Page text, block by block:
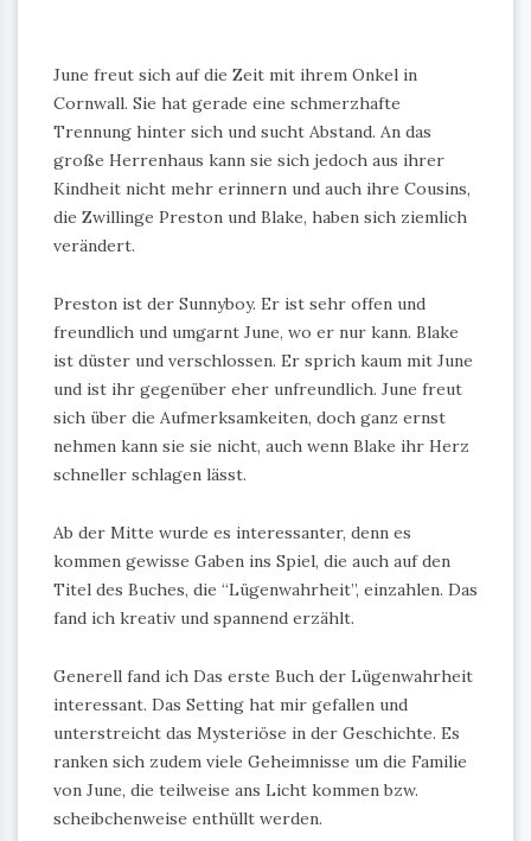
June freut sich auf die Zeit mit ihrem Onkel in
Cornwall. Sie hat gerade eine schmerzhafte
Trennung hinter sich und sucht Abstand. An das
große Herrenhaus kann sie sich jedoch aus ihrer
Kindheit nicht mehr erinnern und auch ihre Cousins,
die Zwillinge Preston und Blake, haben sich ziemlich
verändert.
Preston ist der Sunnyboy. Er ist sehr offen und
freundlich und umgarnt June, wo er nur kann. Blake
ist düster und verschlossen. Er sprich kaum mit June
und ist ihr gegenüber eher unfreundlich. June freut
sich über die Aufmerksamkeiten, doch ganz ernst
nehmen kann sie sie nicht, auch wenn Blake ihr Herz
schneller schlagen lässt.
Ab der Mitte wurde es interessanter, denn es
kommen gewisse Gaben ins Spiel, die auch auf den
Titel des Buches, die “Lügenwahrheit”, einzahlen. Das
fand ich kreativ und spannend erzählt.
Generell fand ich Das erste Buch der Lügenwahrheit
interessant. Das Setting hat mir gefallen und
unterstreicht das Mysteriöse in der Geschichte. Es
ranken sich zudem viele Geheimnisse um die Familie
von June, die teilweise ans Licht kommen bzw.
scheibchenweise enthüllt werden.